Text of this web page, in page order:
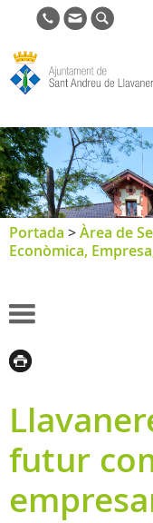
de Sant
Andreu
Portada >Àrea de
Econòmica,
futur